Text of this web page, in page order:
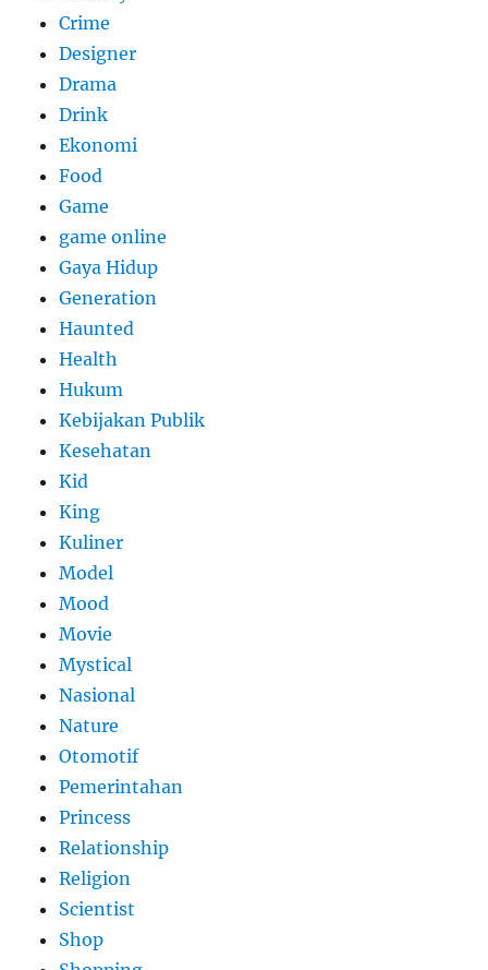
Crime
Designer
Drama
Drink
Ekonomi
Food
Game
game online
Gaya Hidup
Generation
Haunted
Health
Hukum
Kebijakan Publik
Kesehatan
Kid
King
Kuliner
Model
Mood
Movie
Mystical
Nasional
Nature
Otomotif
Pemerintahan
Princess
Relationship
Religion
Scientist
Shop